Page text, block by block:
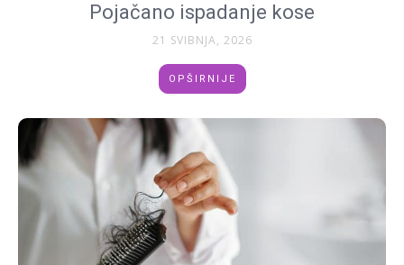
Pojačano ispadanje kose
21 SVIBNJA, 2026
OPŠIRNIJE